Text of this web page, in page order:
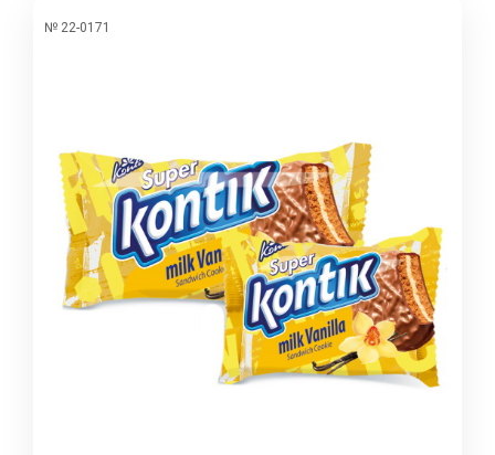
№ 22-0171